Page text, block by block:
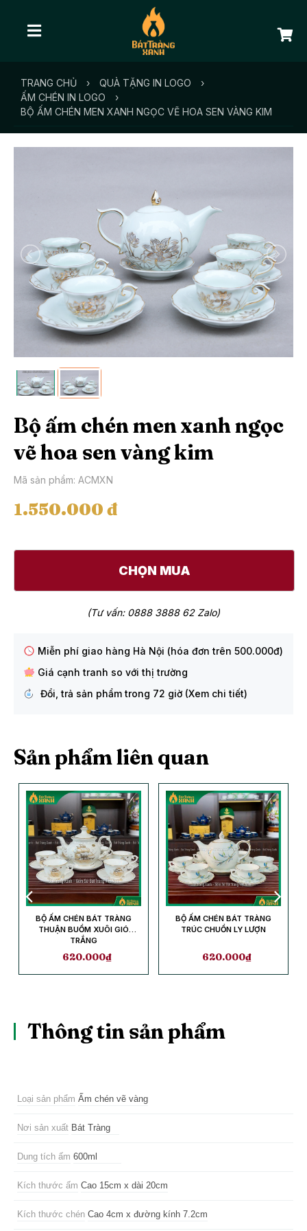
TRANG CHỦ › QUÀ TẶNG IN LOGO
›
ẤM CHÉN IN LOGO
›
BỘ ẤM CHÉN MEN XANH NGỌC VẼ HOA SEN VÀNG KIM
Bộ ấm chén men xanh ngọc
vẽ hoa sen vàng kim
Mã sản phẩm: ACMXN
1.550.000 đ
CHỌN MUA
(Tư vấn: 0888 3888 62 Zalo)
Miễn phí giao hàng Hà Nội (hóa đơn trên 500.000đ)
Giá cạnh tranh so với thị trường
Đổi, trả sản phẩm trong 72 giờ (Xem chi tiết)
Sản phẩm liên quan
BỘ ẤM CHÉN BÁT TRÀNG
THUẬN BUỒM XUÔI GIÓ
TRẮNG
620.000₫
BỘ ẤM CHÉN BÁT TRÀNG
TRÚC CHUỒN LY LƯỢN
620.000₫
Thông tin sản phẩm
Loại sản phẩm Ấm chén vẽ vàng
Nơi sản xuất Bát Tràng
Dung tích ấm 600ml
Kích thước ấm Cao 15cm x dài 20cm
Kích thước chén Cao 4cm x đường kính 7.2cm